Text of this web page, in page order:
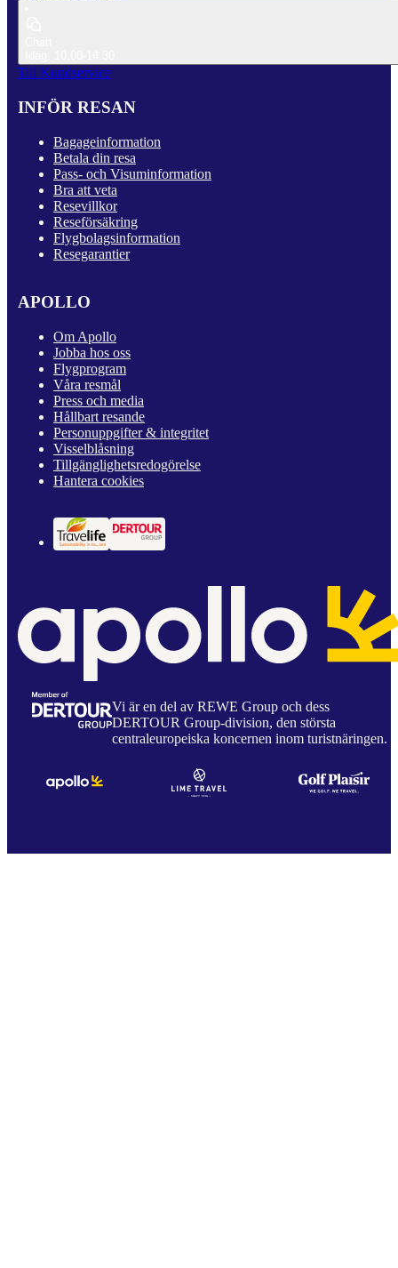
Till Kundservice
INFÖR RESAN
Bagageinformation
Betala din resa
Pass- och Visuminformation
Bra att veta
Resevillkor
Reseförsäkring
Flygbolagsinformation
Resegarantier
APOLLO
Om Apollo
Jobba hos oss
Flygprogram
Våra resmål
Press och media
Hållbart resande
Personuppgifter & integritet
Visselblåsning
Tillgänglighetsredogörelse
Hantera cookies
Vi är en del av REWE Group och dess
DERTOUR Group-division, den största
centraleuropeiska koncernen inom turistnäringen.